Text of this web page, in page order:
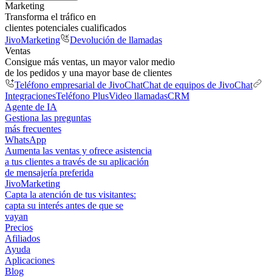
Marketing
Transforma el tráfico en
clientes potenciales cualificados
JivoMarketing
Devolución de llamadas
Ventas
Consigue más ventas, un mayor valor medio
de los pedidos y una mayor base de clientes
Teléfono empresarial de JivoChatChat de equipos de JivoChat
IntegracionesTeléfono PlusVideo llamadasCRM
Agente de IA
Gestiona las preguntas
más frecuentes
WhatsApp
Aumenta las ventas y ofrece asistencia
a tus clientes a través de su aplicación
de mensajería preferida
JivoMarketing
Capta la atención de tus visitantes:
capta su interés antes de que se
vayan
Precios
Afiliados
Ayuda
Aplicaciones
Blog